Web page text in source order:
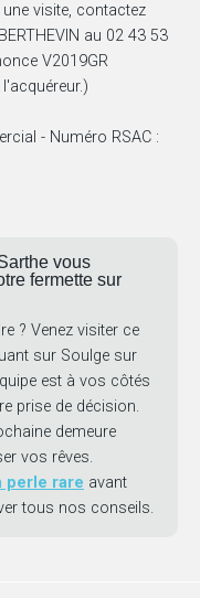
visite, contactez
au 02 43 53
V2019GR
- Numéro RSAC :
vous
fermette sur
? Venez visiter ce
sur Soulge sur
est à vos côtés
prise de décision.
demeure
vos rêves.
perle rare avant
tous nos conseils.